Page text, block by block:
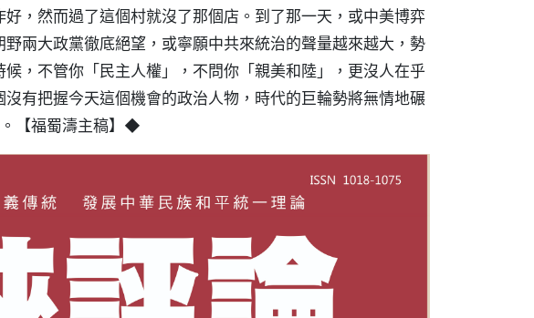
，然而過了這個村就沒了那個店。到了那一天，或中美博弈
兩大政黨徹底絕望，或寧願中共來統治的聲量越來越大，勢
，不管你「民主人權」，不問你「親美和陸」，更沒人在乎
有把握今天這個機會的政治人物，時代的巨輪勢將無情地碾
【福蜀濤主稿】◆